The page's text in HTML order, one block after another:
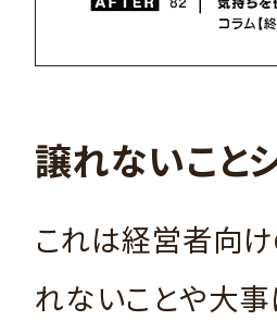
譲れないこと
これは経営者向け
れないことや大事